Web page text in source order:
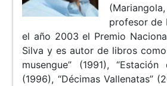
profesor de
el año 2003 el Premio
Silva y es autor de libros
musengue” (1991),
(1996), “Décimas Vallenatas”